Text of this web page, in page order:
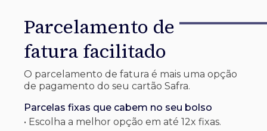
Parcelamento de
fatura facilitado
O parcelamento de fatura é mais uma opção
de pagamento do seu cartão Safra.
Parcelas fixas que cabem no seu bolso
• Escolha a melhor opção em até 12x fixas.